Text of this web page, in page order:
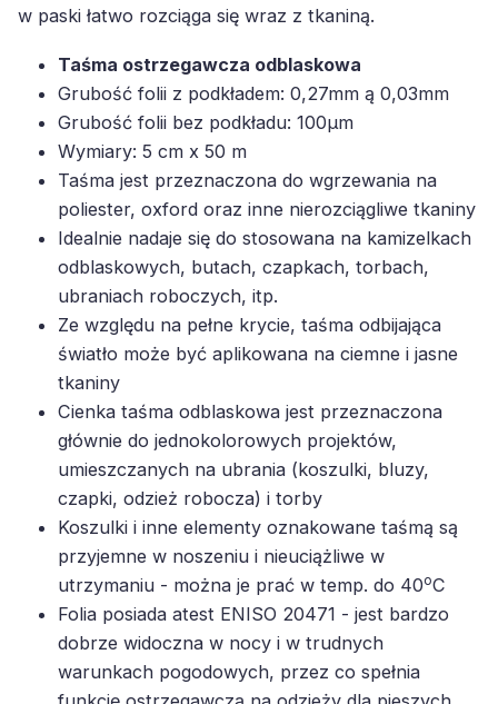
w paski łatwo rozciąga się wraz z tkaniną.
Taśma ostrzegawcza odblaskowa
Grubość folii z podkładem: 0,27mm ą 0,03mm
Grubość folii bez podkładu: 100µm
Wymiary: 5 cm x 50 m
Taśma jest przeznaczona do wgrzewania na
poliester, oxford oraz inne nierozciągliwe tkaniny
Idealnie nadaje się do stosowana na kamizelkach
odblaskowych, butach, czapkach, torbach,
ubraniach roboczych, itp.
Ze względu na pełne krycie, taśma odbijająca
światło może być aplikowana na ciemne i jasne
tkaniny
Cienka taśma odblaskowa jest przeznaczona
głównie do jednokolorowych projektów,
umieszczanych na ubrania (koszulki, bluzy,
czapki, odzież robocza) i torby
Koszulki i inne elementy oznakowane taśmą są
przyjemne w noszeniu i nieuciążliwe w
utrzymaniu - można je prać w temp. do 40oC
Folia posiada atest ENISO 20471 - jest bardzo
dobrze widoczna w nocy i w trudnych
warunkach pogodowych, przez co spełnia